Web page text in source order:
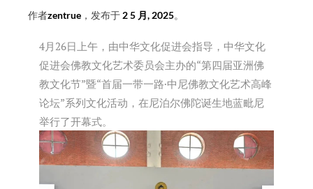
作者zentrue ，发布于 2 5 月, 2025。
4月26日上午，由中华文化促进会指导，中华文化
促进会佛教文化艺术委员会主办的“第四届亚洲佛
教文化节”暨“首届一带一路·中尼佛教文化艺术高峰
论坛”系列文化活动，在尼泊尔佛陀诞生地蓝毗尼
举行了开幕式。